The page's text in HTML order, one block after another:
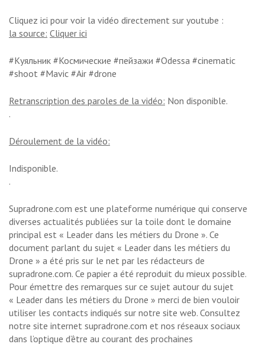
Cliquez ici pour voir la vidéo directement sur youtube :
la source: Cliquer ici
#Куяльник #Космические #пейзажи #Odessa #cinematic
#shoot #Mavic #Air #drone
Retranscription des paroles de la vidéo: Non disponible.
.
Déroulement de la vidéo:
Indisponible.
.
Supradrone.com est une plateforme numérique qui conserve
diverses actualités publiées sur la toile dont le domaine
principal est « Leader dans les métiers du Drone ». Ce
document parlant du sujet « Leader dans les métiers du
Drone » a été pris sur le net par les rédacteurs de
supradrone.com. Ce papier a été reproduit du mieux possible.
Pour émettre des remarques sur ce sujet autour du sujet
« Leader dans les métiers du Drone » merci de bien vouloir
utiliser les contacts indiqués sur notre site web. Consultez
notre site internet supradrone.com et nos réseaux sociaux
dans l’optique d’être au courant des prochaines